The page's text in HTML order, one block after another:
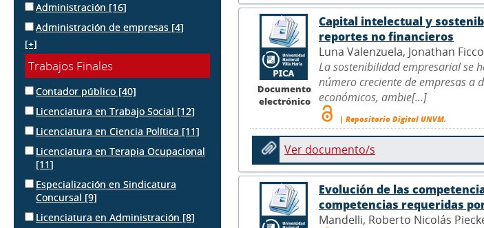
Administración [16]
Administración de empresas [4]
[+]
Trabajos Finales
Contador público [40]
Licenciatura en Trabajo Social [12]
Licenciatura en Ciencia Política [11]
Licenciatura en Terapia Ocupacional
[11]
Especialización en Sindicatura
Concursal [9]
Licenciatura en Administración [8]
Documento
electrónico
Capital intelectual y
reportes no financieros
Luna Valenzuela, Jonathan
La sostenibilidad empresarial se
número creciente de empresas
económicos, ambie[...]
| Repositorio Digital UNVM.
Ver documento/s
Evolución de las
competencias requeridas
Mandelli, Roberto Nicolás